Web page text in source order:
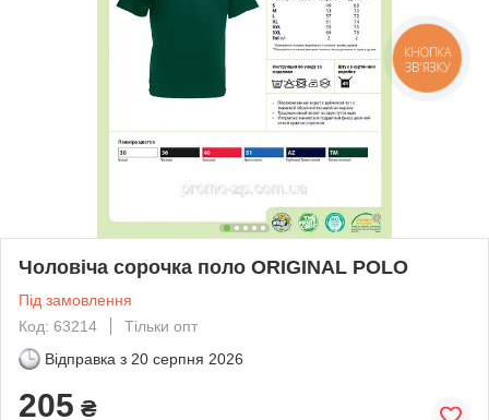
Чоловіча сорочка поло ORIGINAL POLO
Під замовлення
Код: 63214
Тільки опт
Відправка з 20 серпня 2026
205 ₴
КНОПКА
ЗВ'ЯЗКУ